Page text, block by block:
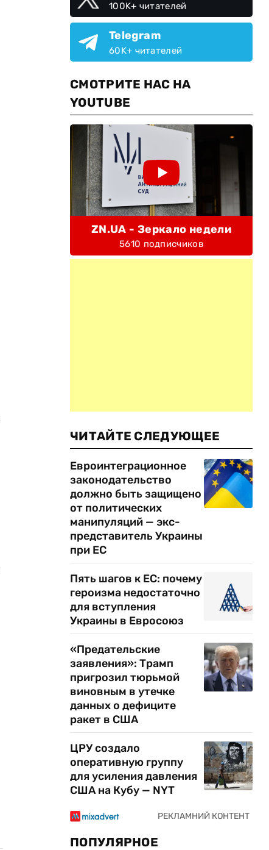
100K+ читателей
Telegram
60K+ читателей
СМОТРИТЕ НАС НА
YOUTUBE
ZN.UA - Зеркало недели
5610 подписчиков
ЧИТАЙТЕ СЛЕДУЮЩЕЕ
Евроинтеграционное
законодательство
должно быть защищено
от политических
манипуляций — экс-
представитель Украины
при ЕС
Пять шагов к ЕС: почему
героизма недостаточно
для вступления
Украины в Евросоюз
«Предательские
заявления»: Трамп
пригрозил тюрьмой
виновным в утечке
данных о дефиците
ракет в США
ЦРУ создало
оперативную группу
для усиления давления
США на Кубу — NYT
ПОПУЛЯРНОЕ